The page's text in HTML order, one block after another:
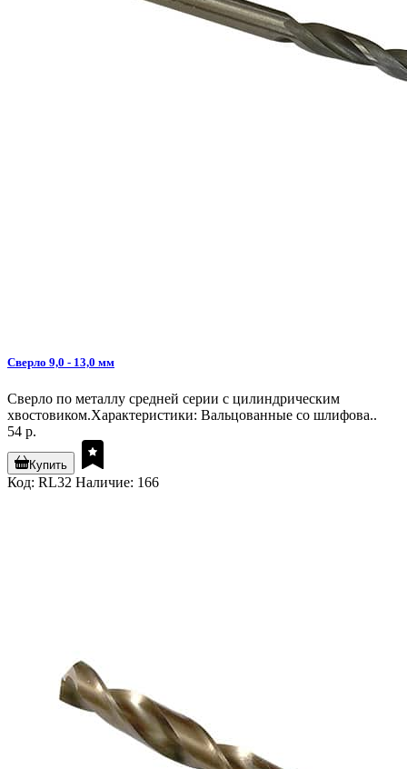
Сверло 9,0 - 13,0 мм
Сверло по металлу средней серии с цилиндрическим
хвостовиком.Характеристики: Вальцованные со шлифова..
54 р.
Купить
Код: RL32 Наличие: 166